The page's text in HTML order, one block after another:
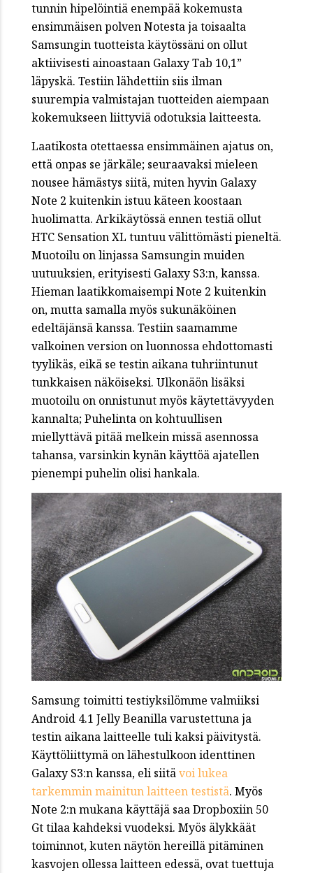
tunnin hipelöintiä enempää kokemusta
ensimmäisen polven Notesta ja toisaalta
Samsungin tuotteista käytössäni on ollut
aktiivisesti ainoastaan Galaxy Tab 10,1”
läpyskä. Testiin lähdettiin siis ilman
suurempia valmistajan tuotteiden aiempaan
kokemukseen liittyviä odotuksia laitteesta.
Laatikosta otettaessa ensimmäinen ajatus on,
että onpas se järkäle; seuraavaksi mieleen
nousee hämästys siitä, miten hyvin Galaxy
Note 2 kuitenkin istuu käteen koostaan
huolimatta. Arkikäytössä ennen testiä ollut
HTC Sensation XL tuntuu välittömästi pieneltä.
Muotoilu on linjassa Samsungin muiden
uutuuksien, erityisesti Galaxy S3:n, kanssa.
Hieman laatikkomaisempi Note 2 kuitenkin
on, mutta samalla myös sukunäköinen
edeltäjänsä kanssa. Testiin saamamme
valkoinen version on luonnossa ehdottomasti
tyylikäs, eikä se testin aikana tuhriintunut
tunkkaisen näköiseksi. Ulkonäön lisäksi
muotoilu on onnistunut myös käytettävyyden
kannalta; Puhelinta on kohtuullisen
miellyttävä pitää melkein missä asennossa
tahansa, varsinkin kynän käyttöä ajatellen
pienempi puhelin olisi hankala.
Samsung toimitti testiyksilömme valmiiksi
Android 4.1 Jelly Beanilla varustettuna ja
testin aikana laitteelle tuli kaksi päivitystä.
Käyttöliittymä on lähestulkoon identtinen
Galaxy S3:n kanssa, eli siitävoi lukea
tarkemmin mainitun laitteen testistä. Myös
Note 2:n mukana käyttäjä saa Dropboxiin 50
Gt tilaa kahdeksi vuodeksi. Myös älykkäät
toiminnot, kuten näytön hereillä pitäminen
kasvojen ollessa laitteen edessä, ovat tuettuja